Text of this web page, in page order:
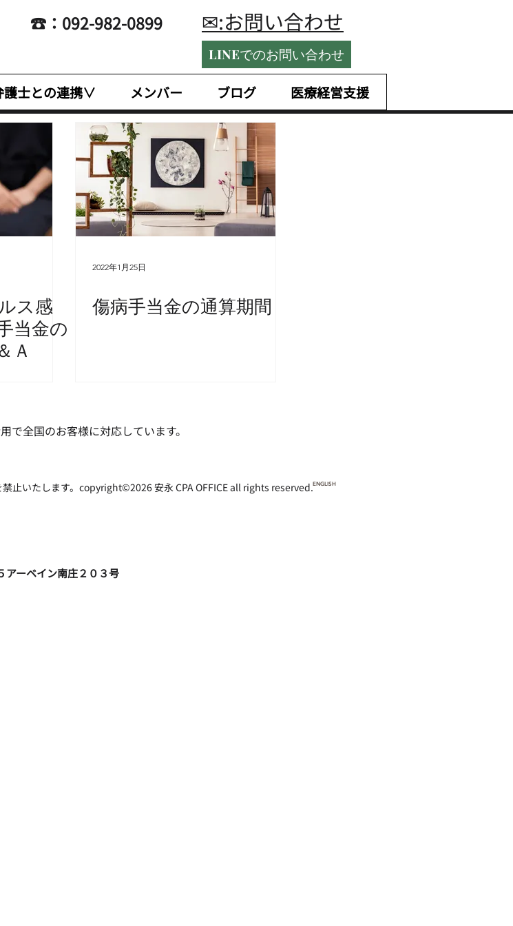
​☎：092-982-0899 ​✉:お問い合わせ
LINEでのお問い合わせ
護士との連携∨ メンバー ブログ 医療経営支援
ス感
当金の
Ａ
2022年1月25日
傷病手当金の通算期間
全国のお客様に対応しています。
止いたします。copyright©2026 安永 CPA OFFICE all rights reserved.ENGLISH
－５アーベイン南庄２０３号